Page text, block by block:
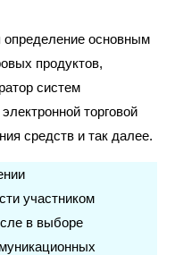
определение основным
продуктов,
систем
торговой
средств и так далее.
участником
в выборе